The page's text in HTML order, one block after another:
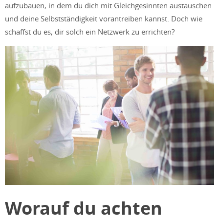
aufzubauen, in dem du dich mit Gleichgesinnten austauschen
und deine Selbstständigkeit vorantreiben kannst. Doch wie
schaffst du es, dir solch ein Netzwerk zu errichten?
Worauf du achten